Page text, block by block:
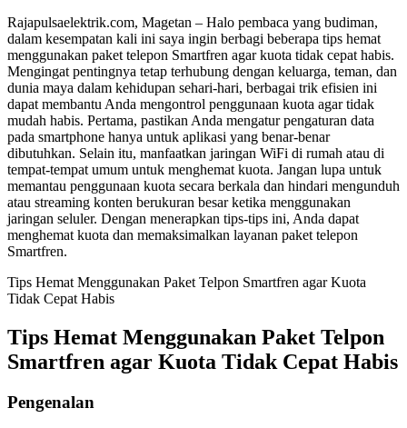
Rajapulsaelektrik.com, Magetan – Halo pembaca yang budiman,
dalam kesempatan kali ini saya ingin berbagi beberapa tips hemat
menggunakan paket telepon Smartfren agar kuota tidak cepat habis.
Mengingat pentingnya tetap terhubung dengan keluarga, teman, dan
dunia maya dalam kehidupan sehari-hari, berbagai trik efisien ini
dapat membantu Anda mengontrol penggunaan kuota agar tidak
mudah habis. Pertama, pastikan Anda mengatur pengaturan data
pada smartphone hanya untuk aplikasi yang benar-benar
dibutuhkan. Selain itu, manfaatkan jaringan WiFi di rumah atau di
tempat-tempat umum untuk menghemat kuota. Jangan lupa untuk
memantau penggunaan kuota secara berkala dan hindari mengunduh
atau streaming konten berukuran besar ketika menggunakan
jaringan seluler. Dengan menerapkan tips-tips ini, Anda dapat
menghemat kuota dan memaksimalkan layanan paket telepon
Smartfren.
Tips Hemat Menggunakan Paket Telpon Smartfren agar Kuota
Tidak Cepat Habis
Tips Hemat Menggunakan Paket Telpon
Smartfren agar Kuota Tidak Cepat Habis
Pengenalan